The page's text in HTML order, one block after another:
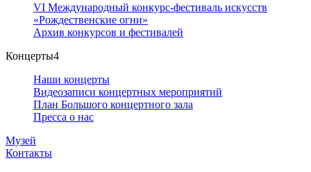
VI Международный конкурс-фестиваль искусств
«Рождественские огни»
Архив конкурсов и фестивалей
Концерты4
Наши концерты
Видеозаписи концертных мероприятий
План Большого концертного зала
Пресса о нас
Музей
Контакты